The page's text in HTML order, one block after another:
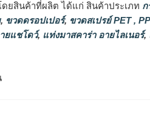
ดยสินค้าที่ผลิต ได้แก่ สินค้าประเภท ก
, ขวดดรอปเปอร์, ขวดสเปรย์ PET ,
ยแชโดว์, แท่งมาสคาร่า อายไลเนอร์,